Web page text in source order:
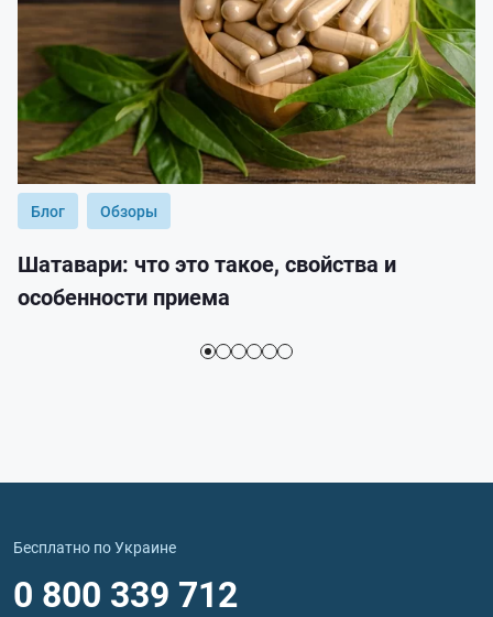
Блог Обзоры
Шатавари: что это такое, свойства и
особенности приема
Бесплатно по Украине
0 800 339 712